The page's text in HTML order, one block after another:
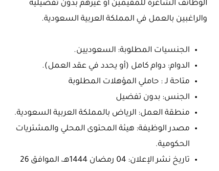
الوظائف الشاغرة للمقيمين أو غيرهم بدون تفضيلية
والراغبين بالعمل في المملكة العربية السعودية.
الجنسيات المطلوبة: السعوديين.
الدوام: دوام كامل (أو يحدد في عقد العمل).
متاحة لـ : حاملي المؤهلات المطلوبة
الجنس: بدون تفضيل
منطقة العمل: الرياض بالمملكة العربية السعودية.
مصدر الوظيفة: هيئة المحتوى المحلي والمشتريات
الحكومية.
تاريخ نشر الإعلان: 04 رمضان 1444هـ، الموافق 26